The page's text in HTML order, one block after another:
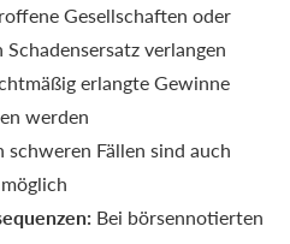
Gesellschaften oder
verlangen
erlangte Gewinne
werden
schweren Fällen sind auch
Bei börsennotierten